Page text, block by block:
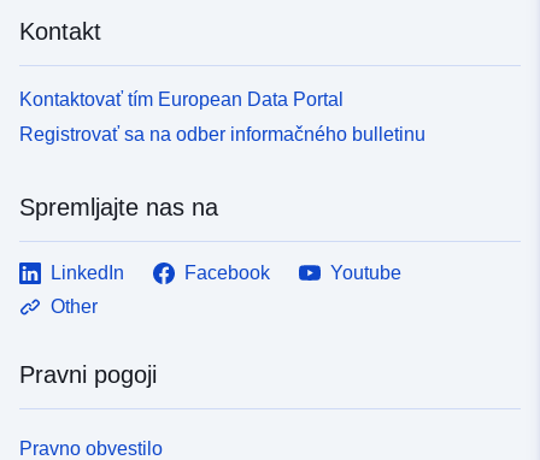
Kontakt
Kontaktovať tím European Data Portal
Registrovať sa na odber informačného bulletinu
Spremljajte nas na
LinkedIn Facebook
Youtube
Other
Pravni pogoji
Pravno obvestilo